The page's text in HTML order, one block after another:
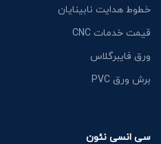
خطوط هدایت نابینایان
قیمت خدمات CNC
ورق فایبرگلاس
برش ورق PVC
سی انسی نئون